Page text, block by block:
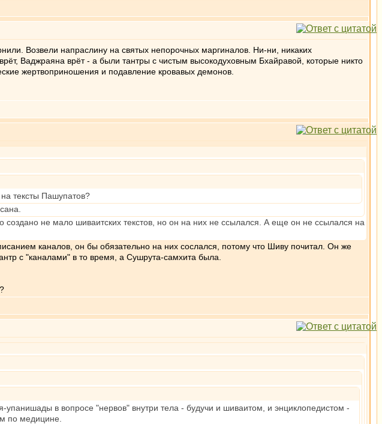
Возвели напраслину на святых непорочных маргиналов. Ни-ни, никаких
Ваджраяна врёт - а были тантры с чистым высокодуховным Бхайравой, которые никто
жертвоприношения и подавление кровавых демонов.
тексты Пашупатов?
не мало шиваитских текстов, но он на них не ссылался. А еще он не ссылался на
каналов, он бы обязательно на них сослался, потому что Шиву почитал. Он же
с "каналами" в то время, а Сушрута-самхита была.
упанишады в вопросе "нервов" внутри тела - будучи и шиваитом, и энциклопедистом -
по медицине.